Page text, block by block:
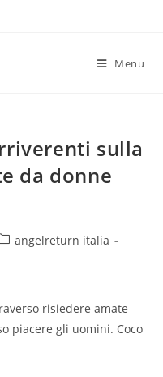
Menu
sulla
da donne
angelreturn italia
risiedere amate
piacere gli uomini. Coco